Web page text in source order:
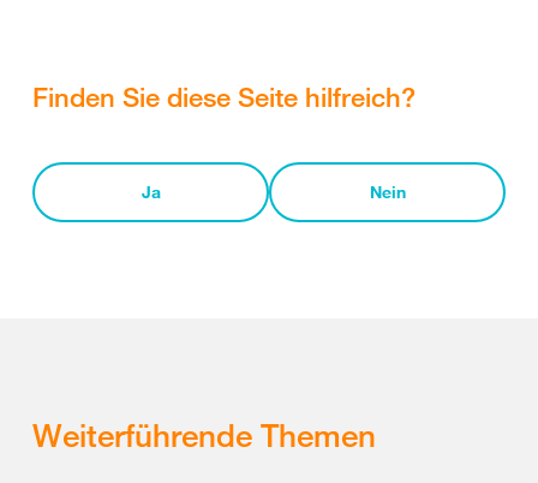
Finden Sie diese Seite hilfreich?
Ja Nein
Weiterführende Themen